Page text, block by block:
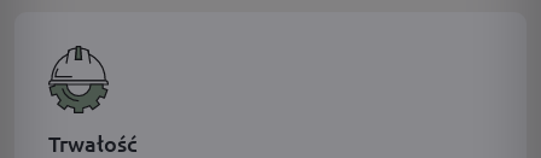
Trwałość